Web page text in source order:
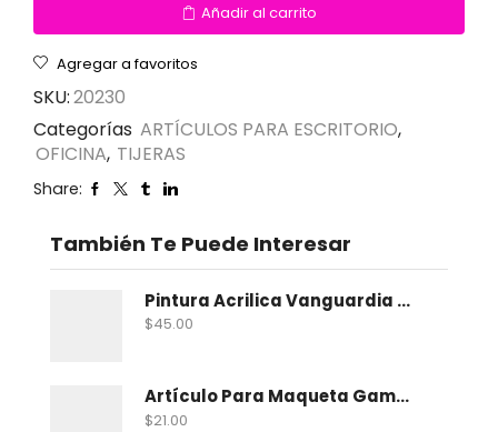
Añadir al carrito
Agregar a favoritos
SKU:20230
Categorías ARTÍCULOS PARA ESCRITORIO,
OFICINA, TIJERAS
Share:
También Te Puede Interesar
Pintura Acrilica Vanguardia Metalica 100 Ml
$45.00
Artículo Para Maqueta Gama Zoologico Chico
$21.00